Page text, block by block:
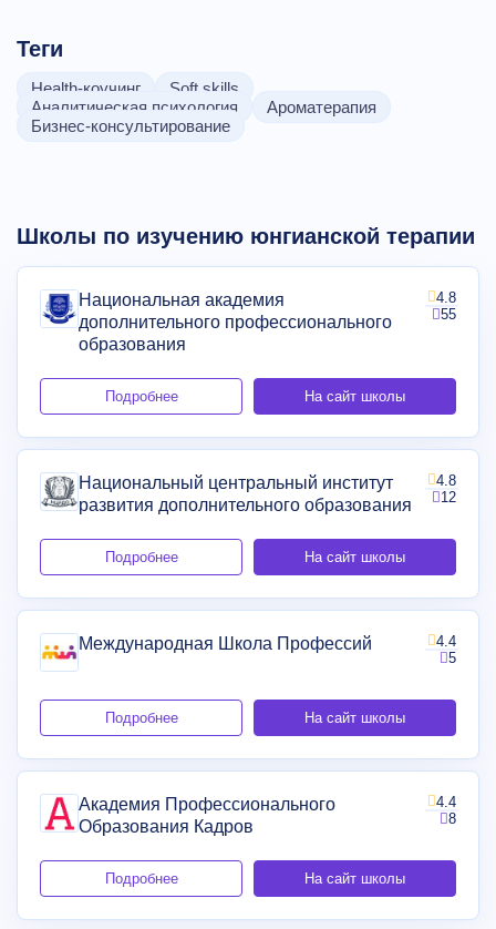
Теги
Health-коучинг
Soft skills
Аналитическая психология
Ароматерапия
Бизнес-консультирование
Школы по изучению юнгианской терапии
Национальная академия
дополнительного профессионального
образования
4.8
55
Подробнее На сайт школы
Национальный центральный институт
развития дополнительного образования
4.8
12
Подробнее На сайт школы
Международная Школа Профессий
4.4
5
Подробнее На сайт школы
Академия Профессионального
Образования Кадров
4.4
8
Подробнее На сайт школы